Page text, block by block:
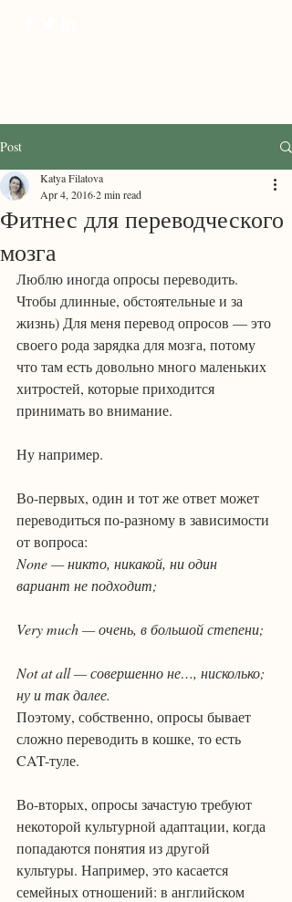
Post
Фитнес для переводческого
мозга
Katya Filatova
Apr 4, 20162 min read
Люблю иногда опросы переводить.
Чтобы длинные, обстоятельные и за
жизнь) Для меня перевод опросов — это
своего рода зарядка для мозга, потому
что там есть довольно много маленьких
хитростей, которые приходится
принимать во внимание.
Ну например.
Во-первых, один и тот же ответ может
переводиться по-разному в зависимости
от вопроса:
None — никто, никакой, ни один
вариант не подходит;
Very much — очень, в большой степени;
Not at all — совершенно не…, нисколько;
ну и так далее.
Поэтому, собственно, опросы бывает
сложно переводить в кошке, то есть
CAT-туле.
Во-вторых, опросы зачастую требуют
некоторой культурной адаптации, когда
попадаются понятия из другой
культуры. Например, это касается
семейных отношений: в английском